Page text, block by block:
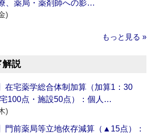
、薬局・薬剤師への影…
)
もっと見る »
解説
在宅薬学総合体制加算（加算1：30
100点・施設50点）：個人…
)
門前薬局等立地依存減算（▲15点）：